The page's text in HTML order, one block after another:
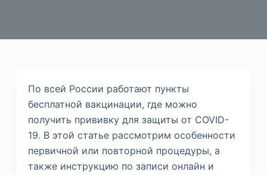
м
По всей России работают пункты
бесплатной вакцинации, где можно
получить прививку для защиты от COVID-
19. В этой статье рассмотрим особенности
первичной или повторной процедуры, а
также инструкцию по записи онлайн и